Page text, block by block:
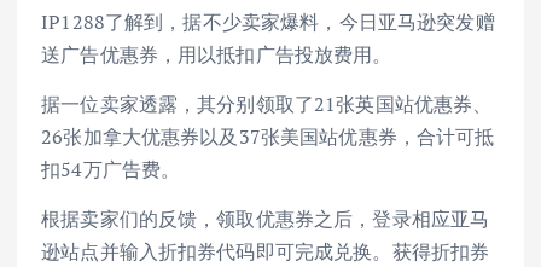
IP1288了解到，据不少卖家爆料，今日亚马逊突发赠
送广告优惠券，用以抵扣广告投放费用。
据一位卖家透露，其分别领取了21张英国站优惠券、
26张加拿大优惠券以及37张美国站优惠券，合计可抵
扣54万广告费。
根据卖家们的反馈，领取优惠券之后，登录相应亚马
逊站点并输入折扣券代码即可完成兑换。获得折扣券